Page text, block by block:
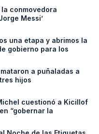
la conmovedora
Messi’
una etapa y abrimos la
gobierno para los
a puñaladas a
hijos
cuestionó a Kicillof
“gobernar la